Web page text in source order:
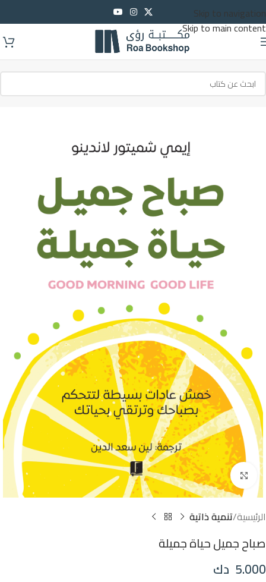
Skip to navigation
Skip to main content
Click to enlarge
الرئيسية تنمية ذاتية
صباح جميل حياة جميلة
5.000 دك